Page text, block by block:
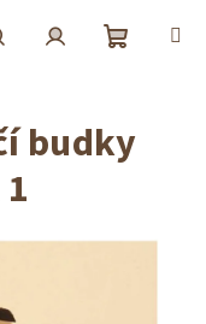
košík
budky